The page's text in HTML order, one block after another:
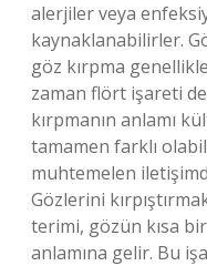
alerjiler veya
kaynaklanabilirler.
göz kırpma
zaman flört işareti
kırpmanın anlamı
tamamen farklı
muhtemelen
Gözlerini
terimi, gözün kısa
anlamına gelir. Bu